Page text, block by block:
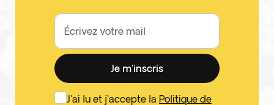
Écrivez votre mail
Je m'inscris
J'ai lu et j'accepte la Politique de